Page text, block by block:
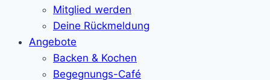
Mitglied werden
Deine Rückmeldung
Angebote
Backen & Kochen
Begegnungs-Café